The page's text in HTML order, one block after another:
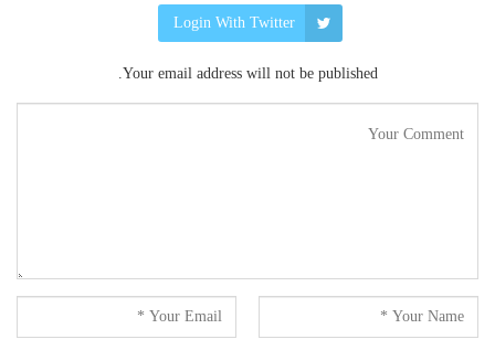
Login With Twitter
Your email address will not be published.